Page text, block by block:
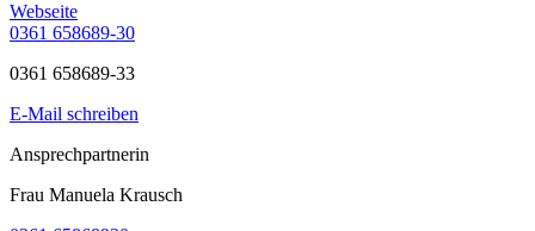
Webseite
0361 658689-30
0361 658689-33
E-Mail schreiben
Ansprechpartnerin
Frau Manuela Krausch